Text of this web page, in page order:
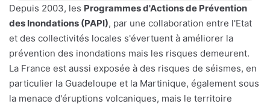
Depuis 2003, les Programmes d'Actions de Prévention
des Inondations (PAPI), par une collaboration entre l'Etat
et des collectivités locales s'évertuent à améliorer la
prévention des inondations mais les risques demeurent.
La France est aussi exposée à des risques de séismes, en
particulier la Guadeloupe et la Martinique, également sous
la menace d'éruptions volcaniques, mais le territoire